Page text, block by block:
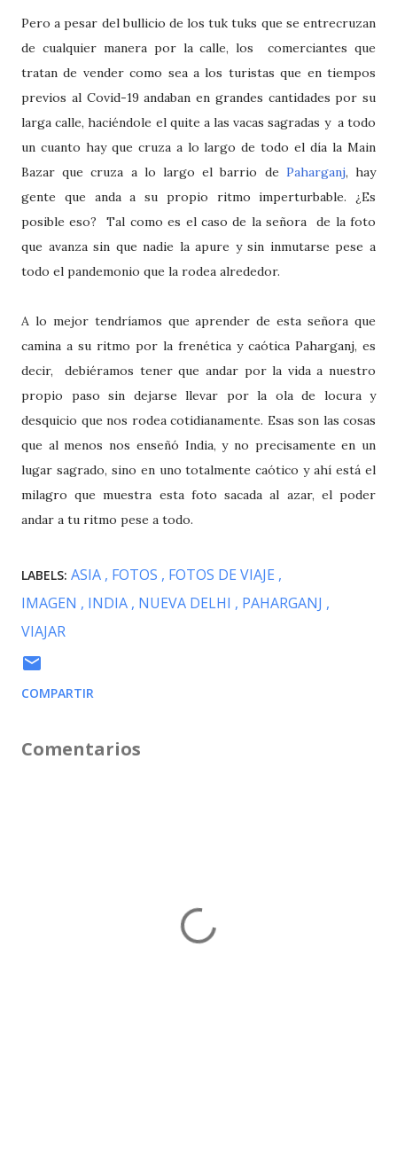
Pero a pesar del bullicio de los tuk tuks que se entrecruzan
de cualquier manera por la calle, los comerciantes que
tratan de vender como sea a los turistas que en tiempos
previos al Covid-19 andaban en grandes cantidades por su
larga calle, haciéndole el quite a las vacas sagradas y a todo
un cuanto hay que cruza a lo largo de todo el día la Main
Bazar que cruza a lo largo el barrio de Paharganj, hay
gente que anda a su propio ritmo imperturbable. ¿Es
posible eso? Tal como es el caso de la señora de la foto
que avanza sin que nadie la apure y sin inmutarse pese a
todo el pandemonio que la rodea alrededor.
A lo mejor tendríamos que aprender de esta señora que
camina a su ritmo por la frenética y caótica Paharganj, es
decir, debiéramos tener que andar por la vida a nuestro
propio paso sin dejarse llevar por la ola de locura y
desquicio que nos rodea cotidianamente. Esas son las cosas
que al menos nos enseñó India, y no precisamente en un
lugar sagrado, sino en uno totalmente caótico y ahí está el
milagro que muestra esta foto sacada al azar, el poder
andar a tu ritmo pese a todo.
LABELS: ASIA FOTOS
FOTOS DE VIAJE
IMAGEN
INDIA NUEVA DELHI
PAHARGANJ
VIAJAR
COMPARTIR
Comentarios